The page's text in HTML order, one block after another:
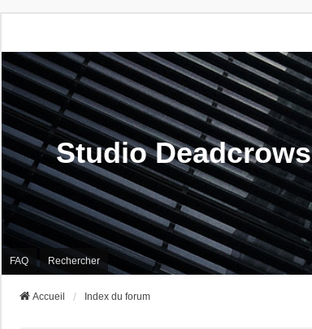
Studio Deadcrows
FAQ Rechercher
Accueil Index du forum